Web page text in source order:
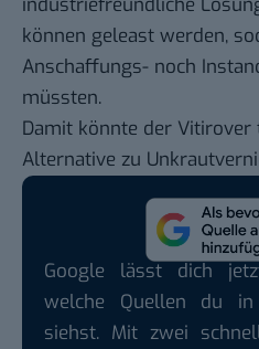
können geleast werden,
Anschaffungs- noch
müssten.
Damit könnte der Vitirover
Alternative zu
Google lässt dich
welche Quellen du
siehst. Mit zwei